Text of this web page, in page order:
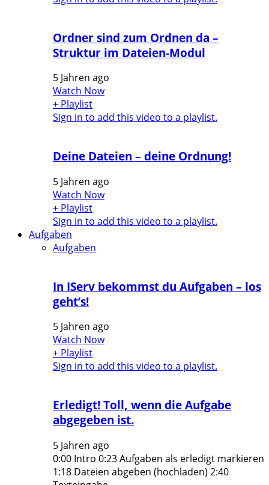
Ordner sind zum Ordnen da –
Struktur im Dateien-Modul
5 Jahren ago
Watch Now
+ Playlist
Sign in to add this video to a playlist.
Deine Dateien – deine Ordnung!
5 Jahren ago
Watch Now
+ Playlist
Sign in to add this video to a playlist.
Aufgaben
Aufgaben
In IServ bekommst du Aufgaben – los
geht’s!
5 Jahren ago
Watch Now
+ Playlist
Sign in to add this video to a playlist.
Erledigt! Toll, wenn die Aufgabe
abgegeben ist.
5 Jahren ago
0:00 Intro 0:23 Aufgaben als erledigt markieren
1:18 Dateien abgeben (hochladen) 2:40